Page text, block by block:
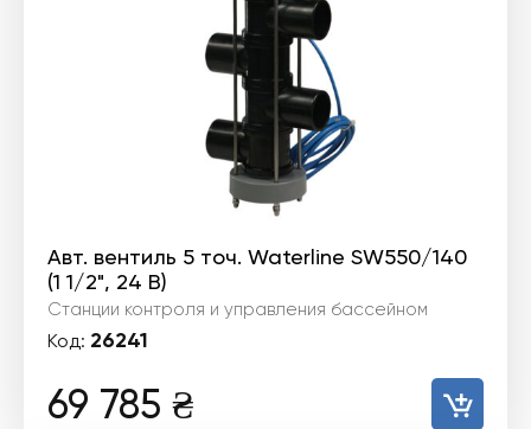
Авт. вентиль 5 точ. Waterline SW550/140
(1 1/2", 24 В)
Станции контроля и управления бассейном
Код: 26241
69 785 ₴